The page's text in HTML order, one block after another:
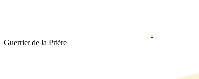
Guerrier de la Prière